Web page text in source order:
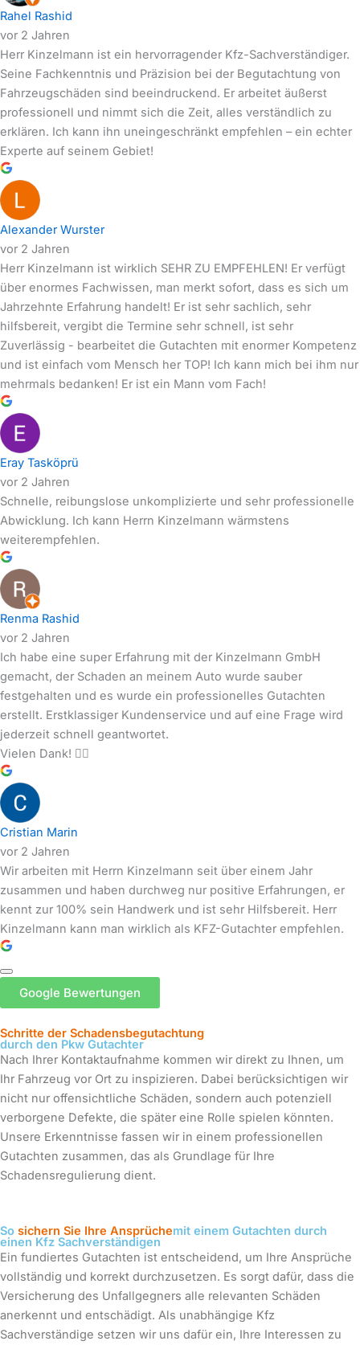
Rahel Rashid
vor 2 Jahren
Herr Kinzelmann ist ein hervorragender Kfz-Sachverständiger.
Seine Fachkenntnis und Präzision bei der Begutachtung von
Fahrzeugschäden sind beeindruckend. Er arbeitet äußerst
professionell und nimmt sich die Zeit, alles verständlich zu
erklären. Ich kann ihn uneingeschränkt empfehlen – ein echter
Experte auf seinem Gebiet!
Alexander Wurster
vor 2 Jahren
Herr Kinzelmann ist wirklich SEHR ZU EMPFEHLEN! Er verfügt
über enormes Fachwissen, man merkt sofort, dass es sich um
Jahrzehnte Erfahrung handelt! Er ist sehr sachlich, sehr
hilfsbereit, vergibt die Termine sehr schnell, ist sehr
Zuverlässig - bearbeitet die Gutachten mit enormer Kompetenz
und ist einfach vom Mensch her TOP! Ich kann mich bei ihm nur
mehrmals bedanken! Er ist ein Mann vom Fach!
Eray Tasköprü
vor 2 Jahren
Schnelle, reibungslose unkomplizierte und sehr professionelle
Abwicklung. Ich kann Herrn Kinzelmann wärmstens
weiterempfehlen.
Renma Rashid
vor 2 Jahren
Ich habe eine super Erfahrung mit der Kinzelmann GmbH
gemacht, der Schaden an meinem Auto wurde sauber
festgehalten und es wurde ein professionelles Gutachten
erstellt. Erstklassiger Kundenservice und auf eine Frage wird
jederzeit schnell geantwortet.
Vielen Dank! 👍🏽
Cristian Marin
vor 2 Jahren
Wir arbeiten mit Herrn Kinzelmann seit über einem Jahr
zusammen und haben durchweg nur positive Erfahrungen, er
kennt zur 100% sein Handwerk und ist sehr Hilfsbereit. Herr
Kinzelmann kann man wirklich als KFZ-Gutachter empfehlen.
Google Bewertungen
Schritte der Schadensbegutachtung
durch den Pkw Gutachter
Nach Ihrer Kontaktaufnahme kommen wir direkt zu Ihnen, um
Ihr Fahrzeug vor Ort zu inspizieren. Dabei berücksichtigen wir
nicht nur offensichtliche Schäden, sondern auch potenziell
verborgene Defekte, die später eine Rolle spielen könnten.
Unsere Erkenntnisse fassen wir in einem professionellen
Gutachten zusammen, das als Grundlage für Ihre
Schadensregulierung dient.
So sichern Sie Ihre Ansprüchemit einem Gutachten durch
einen Kfz Sachverständigen
Ein fundiertes Gutachten ist entscheidend, um Ihre Ansprüche
vollständig und korrekt durchzusetzen. Es sorgt dafür, dass die
Versicherung des Unfallgegners alle relevanten Schäden
anerkennt und entschädigt. Als unabhängige Kfz
Sachverständige setzen wir uns dafür ein, Ihre Interessen zu